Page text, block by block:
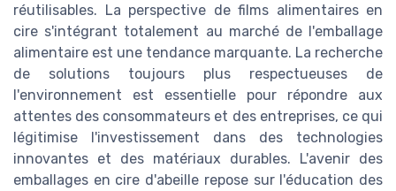
réutilisables. La perspective de films alimentaires en
cire s'intégrant totalement au marché de l'emballage
alimentaire est une tendance marquante. La recherche
de solutions toujours plus respectueuses de
l'environnement est essentielle pour répondre aux
attentes des consommateurs et des entreprises, ce qui
légitimise l'investissement dans des technologies
innovantes et des matériaux durables. L'avenir des
emballages en cire d'abeille repose sur l'éducation des